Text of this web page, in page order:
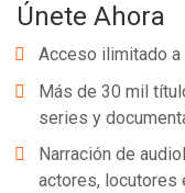
Únete Ahora
Acceso ilimitado
Más de 30 mil
series y
Narración de
actores, locutores